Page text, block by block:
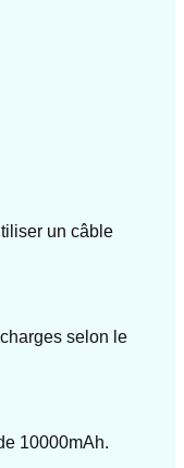
un câble
selon le
10000mAh.